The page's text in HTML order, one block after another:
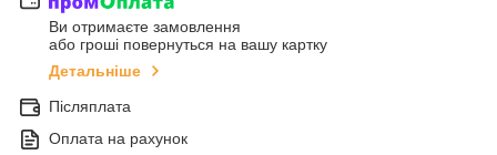
Ви отримаєте замовлення
або гроші повернуться на вашу картку
Детальніше
Післяплата
Оплата на рахунок